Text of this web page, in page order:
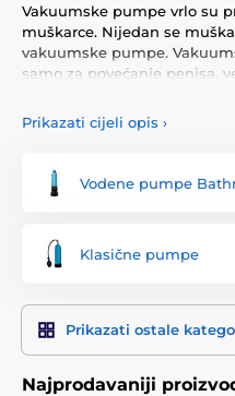
Vakuumske pumpe vrlo su
muškarce. Nijedan se
vakuumske pumpe.
samo za povećanje penisa,
mišić na tijelu.
podtlaka dolazi do bolje
erekcije. Uz redovito
Prikazati cijeli opis ›
Vodene pumpe
Klasične pumpe
Prikazati ostale
Najprodavaniji